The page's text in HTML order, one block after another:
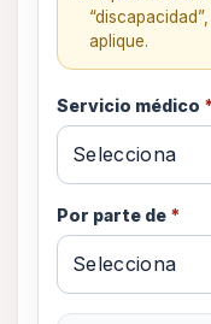
aplique.
Servicio médico *
Por parte de *